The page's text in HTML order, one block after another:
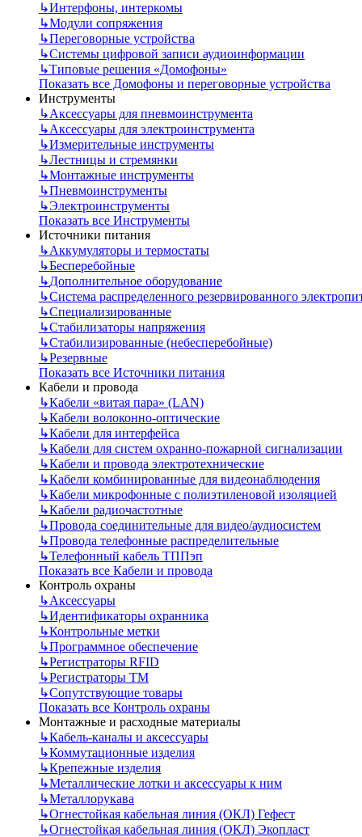
↳Интерфоны, интеркомы
↳Модули сопряжения
↳Переговорные устройства
↳Системы цифровой записи аудиоинформации
↳Типовые решения «Домофоны»
Показать все Домофоны и переговорные устройства
Инструменты
↳Аксессуары для пневмоинструмента
↳Аксессуары для электроинструмента
↳Измерительные инструменты
↳Лестницы и стремянки
↳Монтажные инструменты
↳Пневмоинструменты
↳Электроинструменты
Показать все Инструменты
Источники питания
↳Аккумуляторы и термостаты
↳Бесперебойные
↳Дополнительное оборудование
↳Система распределенного резервированного
↳Специализированные
↳Стабилизаторы напряжения
↳Стабилизированные (небесперебойные)
↳Резервные
Показать все Источники питания
Кабели и провода
↳Кабели «витая пара» (LAN)
↳Кабели волоконно-оптические
↳Кабели для интерфейса
↳Кабели для систем охранно-пожарной сигнализации
↳Кабели и провода электротехнические
↳Кабели комбинированные для видеонаблюдения
↳Кабели микрофонные с полиэтиленовой изоляцией
↳Кабели радиочастотные
↳Провода соединительные для видео/аудиосистем
↳Провода телефонные распределительные
↳Телефонный кабель ТППэп
Показать все Кабели и провода
Контроль охраны
↳Аксессуары
↳Идентификаторы охранника
↳Контрольные метки
↳Программное обеспечение
↳Регистраторы RFID
↳Регистраторы ТМ
↳Сопутствующие товары
Показать все Контроль охраны
Монтажные и расходные материалы
↳Кабель-каналы и аксессуары
↳Коммутационные изделия
↳Крепежные изделия
↳Металлические лотки и аксессуары к ним
↳Металлорукава
↳Огнестойкая кабельная линия (ОКЛ) Гефест
↳Огнестойкая кабельная линия (ОКЛ) Экопласт